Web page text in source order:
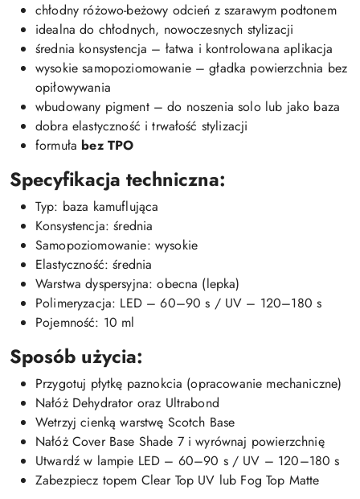
chłodny różowo-beżowy odcień z szarawym podtonem
idealna do chłodnych, nowoczesnych stylizacji
średnia konsystencja – łatwa i kontrolowana aplikacja
wysokie samopoziomowanie – gładka powierzchnia bez
opiłowywania
wbudowany pigment – do noszenia solo lub jako baza
dobra elastyczność i trwałość stylizacji
formuła bez TPO
Specyfikacja techniczna:
Typ: baza kamuflująca
Konsystencja: średnia
Samopoziomowanie: wysokie
Elastyczność: średnia
Warstwa dyspersyjna: obecna (lepka)
Polimeryzacja: LED – 60–90 s / UV – 120–180 s
Pojemność: 10 ml
Sposób użycia:
Przygotuj płytkę paznokcia (opracowanie mechaniczne)
Nałóż Dehydrator oraz Ultrabond
Wetrzyj cienką warstwę Scotch Base
Nałóż Cover Base Shade 7 i wyrównaj powierzchnię
Utwardź w lampie LED – 60–90 s / UV – 120–180 s
Zabezpiecz topem Clear Top UV lub Fog Top Matte